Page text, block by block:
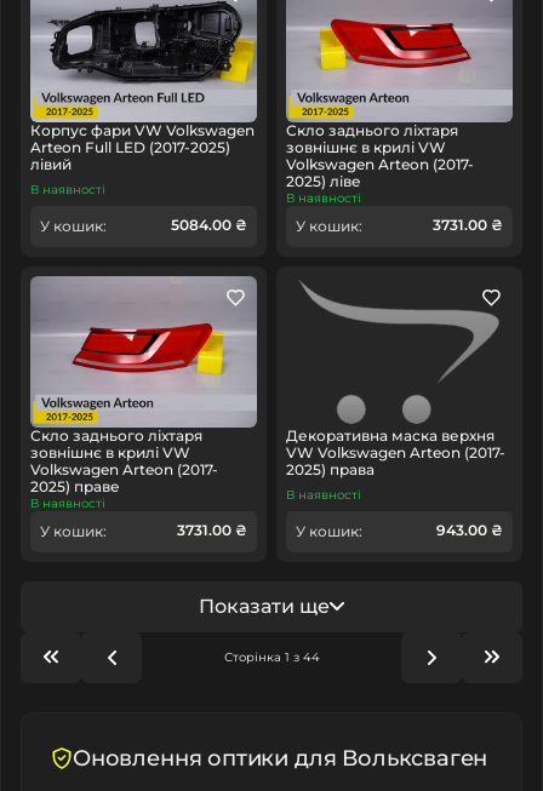
Корпус фари VW Volkswagen
Arteon Full LED (2017-2025)
лівий
В наявності
У кошик: 5084.00 ₴
Скло заднього ліхтаря
зовнішнє в крилі VW
Volkswagen Arteon (2017-
2025) ліве
В наявності
У кошик: 3731.00 ₴
Скло заднього ліхтаря
зовнішнє в крилі VW
Volkswagen Arteon (2017-
2025) праве
В наявності
У кошик: 3731.00 ₴
Декоративна маска верхня
VW Volkswagen Arteon (2017-
2025) права
В наявності
У кошик: 943.00 ₴
Показати ще
Сторінка 1 з 44
Оновлення оптики для Вольксваген